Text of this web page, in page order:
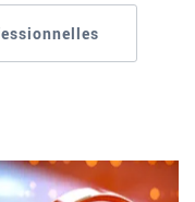
professionnelles